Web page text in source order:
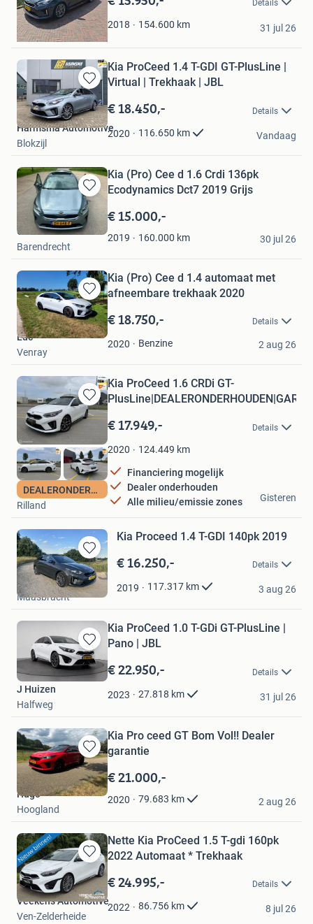
Favorieten Details
2018 154.600 km
Paul
's-Hertogenbosch
31 jul 26
Bewaren
in
Mijn
Favorieten
Kia ProCeed 1.4 T-GDI GT-PlusLine |
Virtual | Trekhaak | JBL
€ 18.450,- Details
2020 116.650 km
Harmsma Automotive
Blokzijl
Vandaag
Bewaren
in
Mijn
Favorieten
Kia (Pro) Cee d 1.6 Crdi 136pk
Ecodynamics Dct7 2019 Grijs
€ 15.000,-
2019 160.000 km
Gio
Barendrecht
30 jul 26
Bewaren
in
Mijn
Favorieten
Kia (Pro) Cee d 1.4 automaat met
afneembare trekhaak 2020
€ 18.750,- Details
2020 Benzine
Luc
Venray
2 aug 26
Bewaren
in
Favorieten
DEALERONDERHOUDEN
Kia ProCeed 1.6 CRDi GT-
€ 17.949,- Details
2020 124.449 km
Financiering mogelijk
Dealer onderhouden
Alle milieu/emissie zones
Mova Automotive
Rilland
Gisteren
Bewaren
in
Mijn
Favorieten
Kia Proceed 1.4 T-GDI 140pk 2019
€ 16.250,- Details
2019 117.317 km
T. vd G
Maasbracht
3 aug 26
Bewaren
in
Mijn
Favorieten
Kia ProCeed 1.0 T-GDi GT-PlusLine |
Pano | JBL
€ 22.950,- Details
2023 27.818 km
J Huizen
Halfweg
31 jul 26
Bewaren
in
Mijn
Favorieten
Kia Pro ceed GT Bom Vol!! Dealer
garantie
€ 21.000,-
2020 79.683 km
Hugo
Hoogland
2 aug 26
Bewaren
in
Mijn
Favorieten
Nette Kia ProCeed 1.5 T-gdi 160pk
2022 Automaat * Trekhaak
€ 24.995,- Details
2022 86.756 km
Veekens Automotive
Ven-Zelderheide
8 jul 26